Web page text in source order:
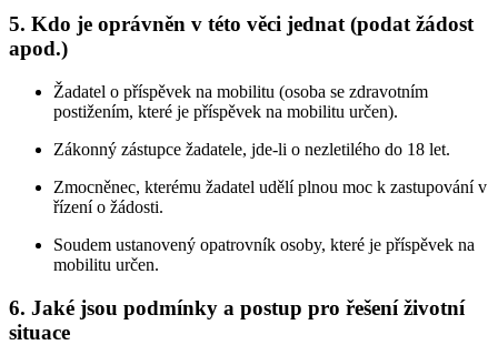
5. Kdo je oprávněn v této věci jednat (podat žádost
apod.)
Žadatel o příspěvek na mobilitu (osoba se zdravotním
postižením, které je příspěvek na mobilitu určen).
Zákonný zástupce žadatele, jde-li o nezletilého do 18 let.
Zmocněnec, kterému žadatel udělí plnou moc k zastupování v
řízení o žádosti.
Soudem ustanovený opatrovník osoby, které je příspěvek na
mobilitu určen.
6. Jaké jsou podmínky a postup pro řešení životní
situace